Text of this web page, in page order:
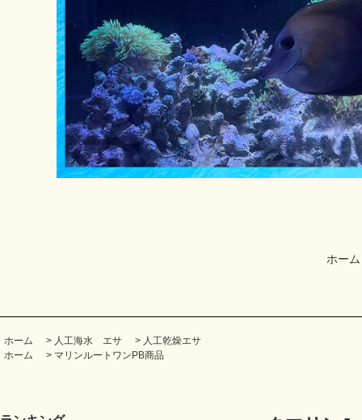
ホーム
ホーム > 人工海水 エサ > 人工乾燥エサ
ホーム
> マリンルートワンPB商品